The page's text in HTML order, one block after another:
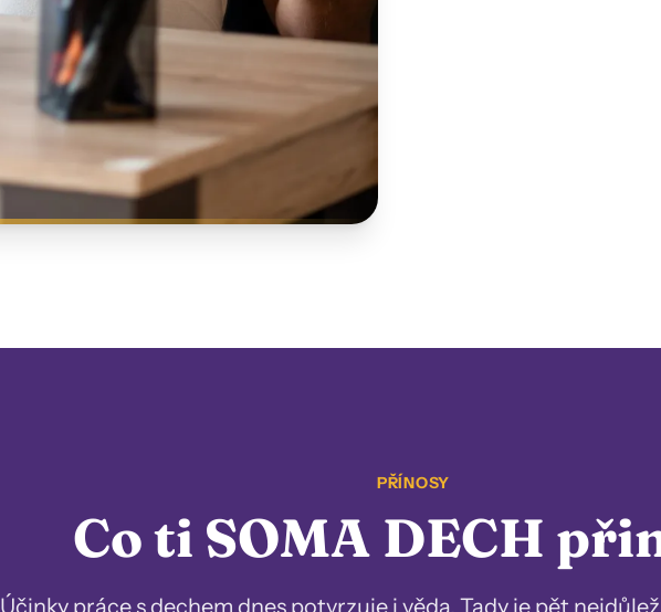
PŘÍNOSY
Co ti SOMA DECH
Účinky práce s dechem dnes potvrzuje i věda. Tady je pět